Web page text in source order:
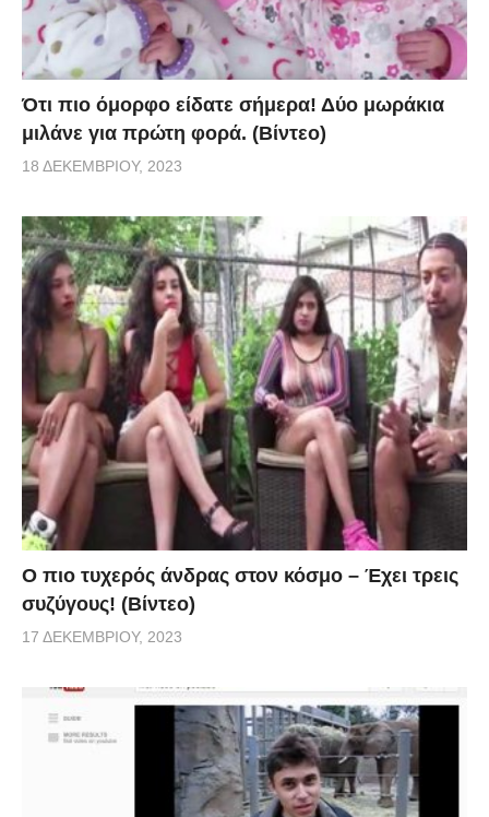
Ότι πιο όμορφο είδατε σήμερα! Δύο μωράκια
μιλάνε για πρώτη φορά. (Βίντεο)
18 ΔΕΚΕΜΒΡΊΟΥ, 2023
Ο πιο τυχερός άνδρας στον κόσμο – Έχει τρεις
συζύγους! (Βίντεο)
17 ΔΕΚΕΜΒΡΊΟΥ, 2023